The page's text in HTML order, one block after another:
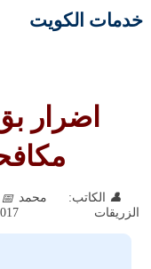
خدمات الكويت
اضرار
مكافحته
الكاتب: محمد
الزريقات